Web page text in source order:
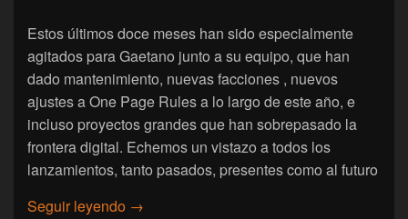
Estos últimos doce meses han sido especialmente
agitados para Gaetano junto a su equipo, que han
dado mantenimiento, nuevas facciones , nuevos
ajustes a One Page Rules a lo largo de este año, e
incluso proyectos grandes que han sobrepasado la
frontera digital. Echemos un vistazo a todos los
lanzamientos, tanto pasados, presentes como al futuro
Seguir leyendo One Page Rules: Rewind 2025
→